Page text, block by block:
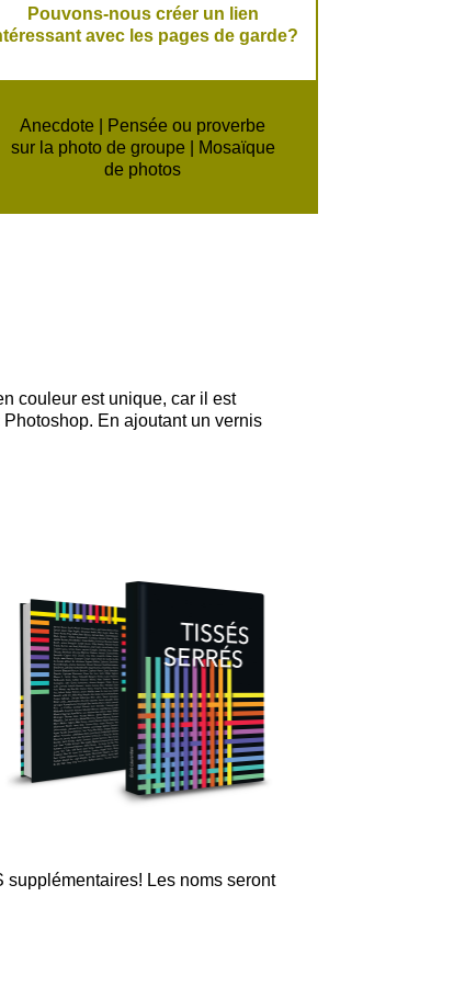
Pouvons-nous créer un lien
avec les pages de garde?
Anecdote | Pensée ou proverbe
sur la photo de groupe | Mosaïque
de photos
couleur est unique, car il est
En ajoutant un vernis
supplémentaires! Les noms seront